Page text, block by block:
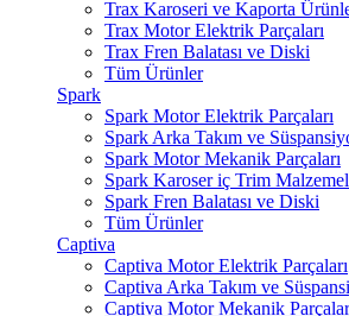
Trax Karoseri ve Kaporta
Trax Motor Elektrik Parçaları
Trax Fren Balatası ve Diski
Tüm Ürünler
Spark
Spark Motor Elektrik Parçaları
Spark Arka Takım ve
Spark Motor Mekanik Parçaları
Spark Karoser iç Trim
Spark Fren Balatası ve Diski
Tüm Ürünler
Captiva
Captiva Motor Elektrik Parçaları
Captiva Arka Takım ve
Captiva Motor Mekanik